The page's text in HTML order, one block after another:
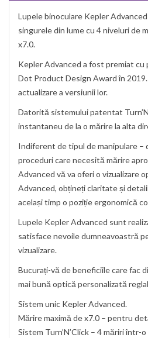
Lupele binoculare Kepler
singurele din lume cu 4 niveluri de
x7.0.
Kepler Advanced a fost premiat cu
Dot Product Design Award în
actualizare a versiunii lor.
Datorită sistemului patentat
instantaneu de la o mărire la alta
Indiferent de tipul de manipulare –
proceduri care necesită mărire
Advanced vă va oferi o vizualizare
Advanced, obțineți claritate și
același timp o poziție ergonomică
Lupele Kepler Advanced sunt
satisface nevoile dumneavoastră
vizualizare.
Bucurați-vă de beneficiile care fac
mai bună optică personalizată
Sistem unic Kepler Advanced.
Mărire maximă de x7.0 – pentru
Sistem Turn’N’Click – 4 măriri într-